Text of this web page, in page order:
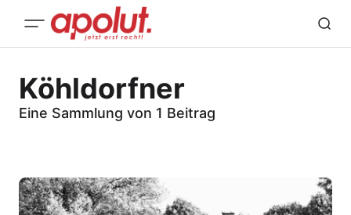
Köhldorfner
Eine Sammlung von 1 Beitrag